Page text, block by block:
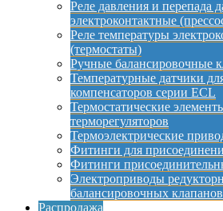
Реле давления и перепада
электроконтактные
Реле температуры
(термостаты)
Ручные балансировочные
Температурные датчики
компенсаторов серии ECL
Термостатические
терморегуляторов
Термоэлектрические
Фитинги для
Фитинги
Электроприводы
балансировочных клапанов
Распродажа